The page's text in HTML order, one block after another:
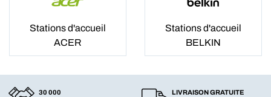
Stations d'accueil
ACER
Stations d'accueil
BELKIN
30 000
LIVRAISON GRATUITE